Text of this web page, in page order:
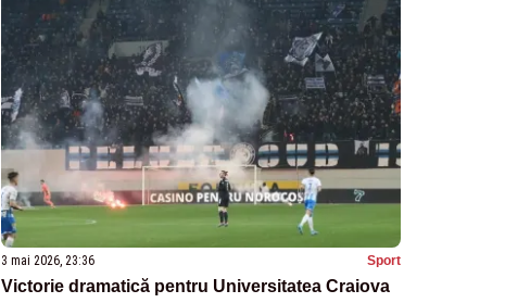
3 mai 2026, 23:36 Sport
Victorie dramatică pentru Universitatea Craiova